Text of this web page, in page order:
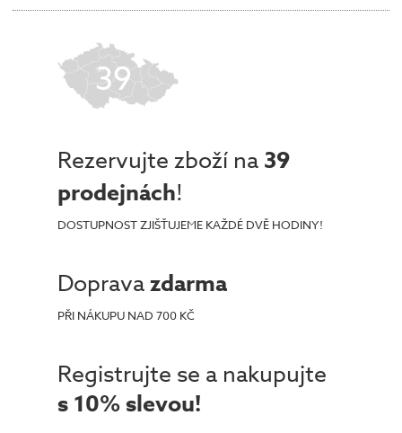
39
Rezervujte zboží na 39
prodejnách!
DOSTUPNOST ZJIŠŤUJEME KAŽDÉ DVĚ HODINY!
Dopravazdarma
PŘI NÁKUPU NAD 700 KČ
Registrujte se a nakupujte
s 10% slevou!